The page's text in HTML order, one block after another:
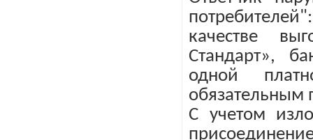
качестве
Стандарт»,
одной
обязательным
С учетом